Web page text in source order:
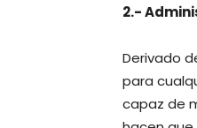
2.-
Derivado
para
capaz de